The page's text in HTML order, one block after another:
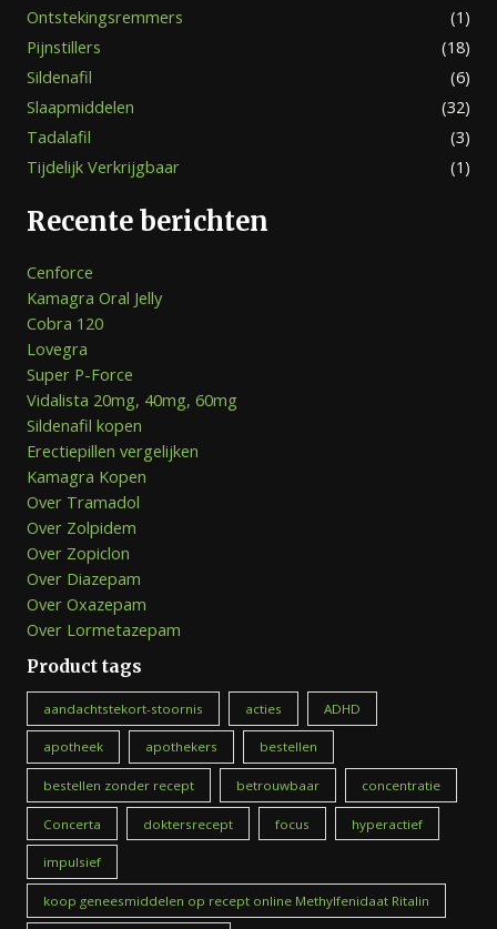
Ontstekingsremmers
(1)
Pijnstillers
(18)
Sildenafil
(6)
Slaapmiddelen
(32)
Tadalafil
(3)
Tijdelijk Verkrijgbaar
(1)
Recente berichten
Cenforce
Kamagra Oral Jelly
Cobra 120
Lovegra
Super P-Force
Vidalista 20mg, 40mg, 60mg
Sildenafil kopen
Erectiepillen vergelijken
Kamagra Kopen
Over Tramadol
Over Zolpidem
Over Zopiclon
Over Diazepam
Over Oxazepam
Over Lormetazepam
Product tags
aandachtstekort-stoornis acties ADHD
apotheek apothekers bestellen
bestellen zonder recept betrouwbaar concentratie
Concerta doktersrecept focus hyperactief
impulsief
koop geneesmiddelen op recept online Methylfenidaat Ritalin